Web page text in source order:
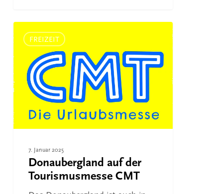
auf
der
Tourismusmesse
CMT
FREIZEIT
7. Januar 2025
Donaubergland auf der
Tourismusmesse CMT